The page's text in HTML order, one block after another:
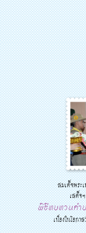
สมเด็จพระ
เสด็จ
พิธีทบทวนคำ
เนื่องในโอก